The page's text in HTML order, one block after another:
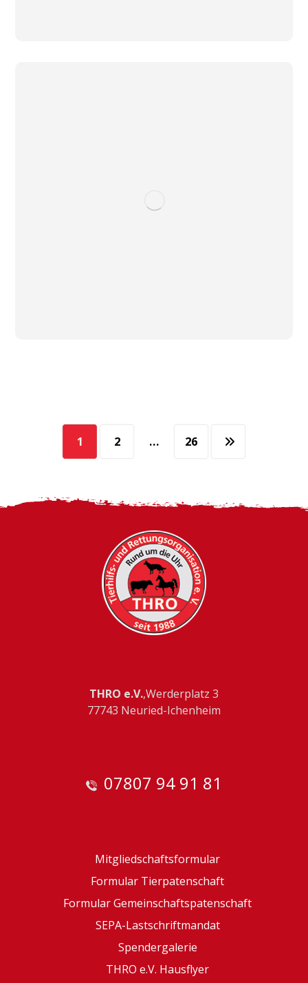
1 2 … 26
THRO e.V.,Werderplatz 3
77743 Neuried-Ichenheim
07807 94 91 81
Mitgliedschaftsformular
Formular Tierpatenschaft
Formular Gemeinschaftspatenschaft
SEPA-Lastschriftmandat
Spendergalerie
THRO e.V. Hausflyer